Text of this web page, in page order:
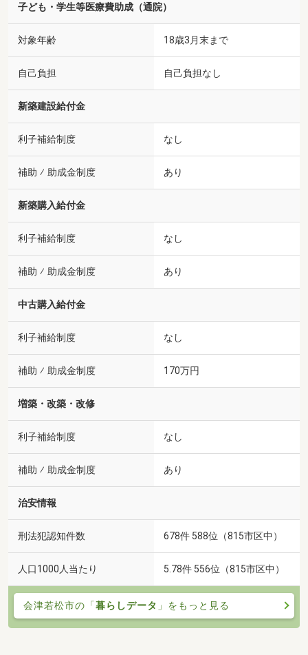
子ども・学生等医療費助成（通院）
対象年齢 18歳3月末まで
自己負担 自己負担なし
新築建設給付金
利子補給制度 なし
補助 ⁄ 助成金制度 あり
新築購入給付金
利子補給制度 なし
補助 ⁄ 助成金制度 あり
中古購入給付金
利子補給制度 なし
補助 ⁄ 助成金制度 170万円
増築・改築・改修
利子補給制度 なし
補助 ⁄ 助成金制度 あり
治安情報
刑法犯認知件数 678件 588位（815市区中）
人口1000人当たり 5.78件 556位（815市区中）
会津若松市の「暮らしデータ 」をもっと見る